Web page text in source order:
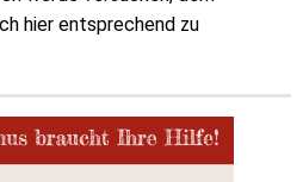
hier entsprechend zu